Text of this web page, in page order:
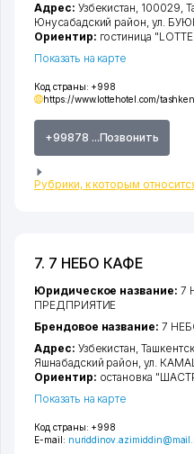
Код страны: +998
https://www.lottehotel.com/
+99878 ...Позвонить
Рубрики, к которым
Адрес: Узбекистан, 100029,
Юнусабадский район,ул.
Ориентир: гостиница
Показать на карте
7. 7 НЕБО КАФЕ
Код страны: +998
E-mail:
Юридическое название: 7
ПРЕДПРИЯТИЕ
Брендовое название: 7
Адрес: Узбекистан,
Яшнабадский район,ул.
Ориентир: остановка
Показать на карте